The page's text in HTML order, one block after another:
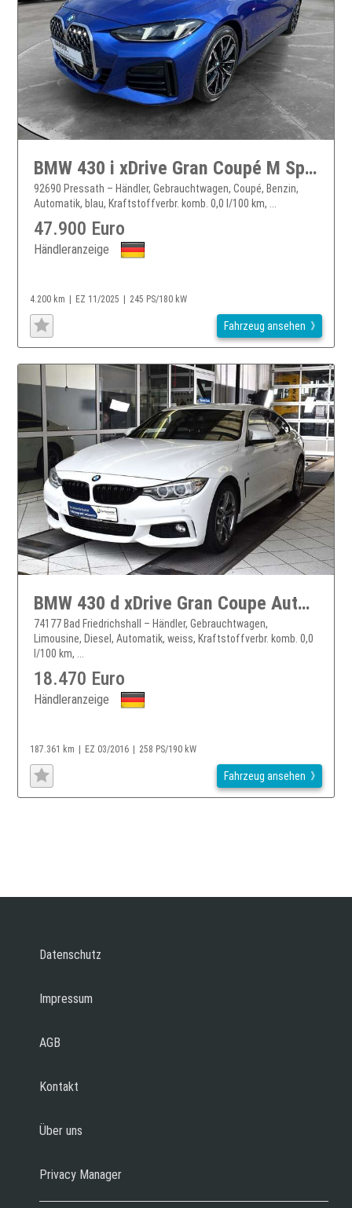
BMW 430 i xDrive Gran Coupé M Sportpaket HiFi DAB
92690 Pressath – Händler, Gebrauchtwagen, Coupé, Benzin,
Automatik, blau, Kraftstoffverbr. komb. 0,0 l/100 km, ...
47.900 Euro
Händleranzeige
4.200 km EZ 11/2025 245 PS/180 kW
Fahrzeug ansehen
BMW 430 d xDrive Gran Coupe Automatik*Bi-Xenon
74177 Bad Friedrichshall – Händler, Gebrauchtwagen,
Limousine, Diesel, Automatik, weiss, Kraftstoffverbr. komb. 0,0
l/100 km, ...
18.470 Euro
Händleranzeige
187.361 km EZ 03/2016 258 PS/190 kW
Fahrzeug ansehen
Datenschutz
Impressum
AGB
Kontakt
Über uns
Privacy Manager